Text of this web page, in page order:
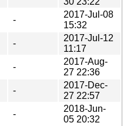
-
2017-Jul-08
15:32
-
2017-Jul-12
11:17
-
2017-Aug-
27 22:36
-
2017-Dec-
27 22:57
-
2018-Jun-
05 20:32